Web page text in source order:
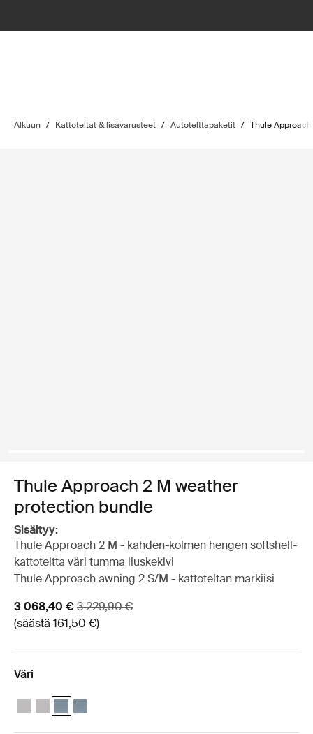
Alkuun / Kattoteltat & lisävarusteet / Autotelttapaketit / Thule
Thule Approach 2 M weather
protection bundle
Sisältyy:
Thule Approach 2 M - kahden-kolmen hengen softshell-
kattoteltta väri tumma liuskekivi
Thule Approach awning 2 S/M - kattoteltan markiisi
Alennushinta
3 068,40 €Alkuperäinen hinta
3 229,90 €
(säästä 161,50 €)
Väri
Thule Approach 2 M weather protection bundle Ashland harmaa
Thule Approach 2 L weather protection bundle Ashland harmaa
Thule Approach 2 M weather protection bundle Tumma
Thule Approach 2 L weather protection bundle